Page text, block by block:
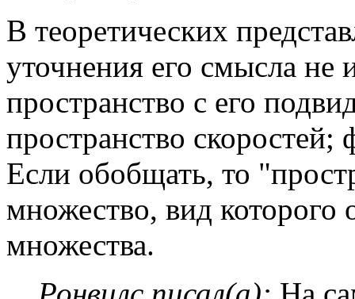
В теоретических
уточнения его смысла не
пространство с его
пространство скоростей;
Если обобщать, то
множество, вид которого
множества.